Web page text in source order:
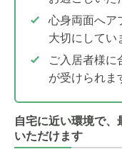
心身両面へア
大切にしてい
ご入居者様に
が受けられま
自宅に近い環境で、
いただけます